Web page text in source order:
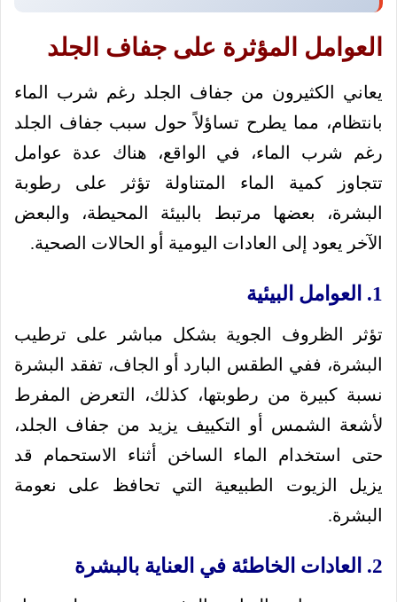
العوامل المؤثرة على جفاف الجلد
يعاني الكثيرون من جفاف الجلد رغم شرب الماء
بانتظام، مما يطرح تساؤلاً حول سبب جفاف الجلد
رغم شرب الماء، في الواقع، هناك عدة عوامل
تتجاوز كمية الماء المتناولة تؤثر على رطوبة
البشرة، بعضها مرتبط بالبيئة المحيطة، والبعض
الآخر يعود إلى العادات اليومية أو الحالات الصحية.
1. العوامل البيئية
تؤثر الظروف الجوية بشكل مباشر على ترطيب
البشرة، ففي الطقس البارد أو الجاف، تفقد البشرة
نسبة كبيرة من رطوبتها، كذلك، التعرض المفرط
لأشعة الشمس أو التكييف يزيد من جفاف الجلد،
حتى استخدام الماء الساخن أثناء الاستحمام قد
يزيل الزيوت الطبيعية التي تحافظ على نعومة
البشرة.
2. العادات الخاطئة في العناية بالبشرة